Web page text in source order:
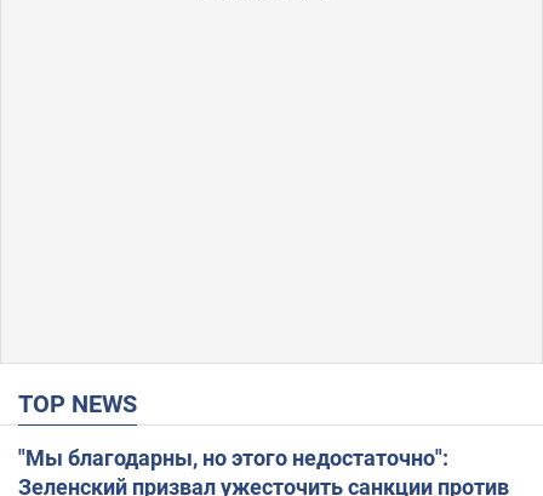
TOP NEWS
"Мы благодарны, но этого недостаточно":
Зеленский призвал ужесточить санкции против